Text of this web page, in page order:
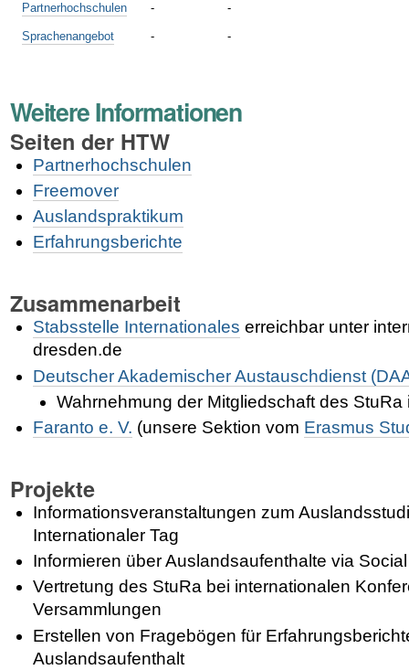
Partnerhochschulen - -
Sprachenangebot - -
Weitere Informationen
Seiten der HTW
Partnerhochschulen
Freemover
Auslandspraktikum
Erfahrungsberichte
Zusammenarbeit
Stabsstelle Internationales erreichbar unter
dresden.de
Deutscher Akademischer Austauschdienst
Wahrnehmung der Mitgliedschaft des StuRa
Faranto e. V. (unsere Sektion vom Erasmus
Projekte
Informationsveranstaltungen zum
Internationaler Tag
Informieren über Auslandsaufenthalte via
Vertretung des StuRa bei internationalen
Versammlungen
Erstellen von Fragebögen für
Auslandsaufenthalt